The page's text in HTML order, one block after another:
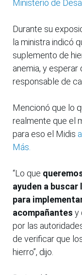
Ministerio de
Durante su
la ministra indicó
suplemento de
anemia, y esperar
responsable de
Mencionó que lo
realmente que el
para eso el Midis
Más.
“Lo que
ayuden a buscar
para
acompañantes y
por las
de verificar que
hierro”, dijo.